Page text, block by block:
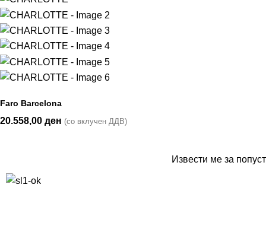
Faro Barcelona
20.558,00 ден (со вклучен ДДВ)
Извести ме за попуст